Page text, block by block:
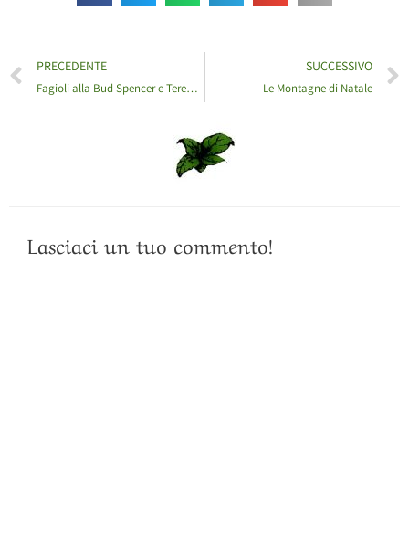
PRECEDENTE
Fagioli alla Bud Spencer e Terence Hill
SUCCESSIVO
Le Montagne di Natale
Lasciaci un tuo commento!